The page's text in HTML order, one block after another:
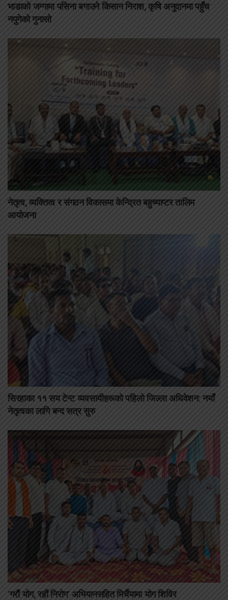
भाडाको जग्गामा पसिना बगाउने किसान निराश, कृषि अनुदानमा पहुँच
नपुगेको गुनासो
नेतृत्व, व्यक्तित्व र संगठन विकासमा केन्द्रित बहुच्याप्टर तालिम
आयोजना
सिरहाका ११ सय टेन्ट व्यवसायीहरूको पहिलो जिल्ला अधिवेशन: नयाँ
नेतृत्वका लागि बन्द सत्र सुरु
‘गरौं योग, रहौं निरोग’ अभियानसहित मिर्चैयामा योग शिविर